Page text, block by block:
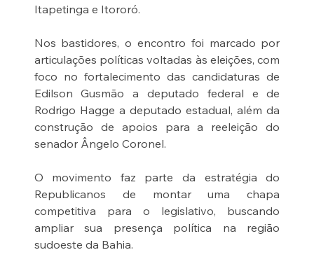
Itapetinga e Itororó.
Nos bastidores, o encontro foi marcado por
articulações políticas voltadas às eleições, com
foco no fortalecimento das candidaturas de
Edilson Gusmão a deputado federal e de
Rodrigo Hagge a deputado estadual, além da
construção de apoios para a reeleição do
senador Ângelo Coronel.
O movimento faz parte da estratégia do
Republicanos de montar uma chapa
competitiva para o legislativo, buscando
ampliar sua presença política na região
sudoeste da Bahia.